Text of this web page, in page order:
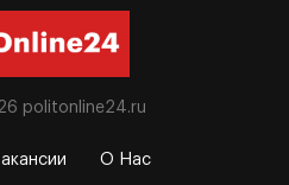
politonline24.ru
О Нас